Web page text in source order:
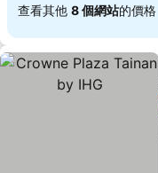
查看其他 8 個網站的價格